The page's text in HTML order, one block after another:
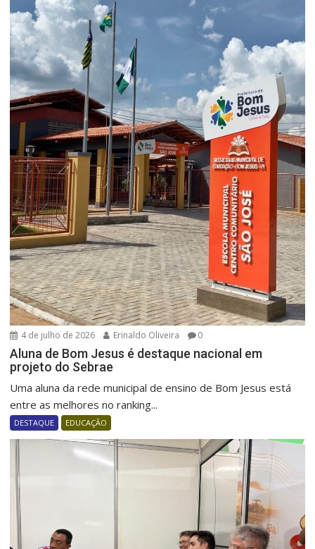
4 de julho de 2026 Erinaldo Oliveira 0
Aluna de Bom Jesus é destaque nacional em
projeto do Sebrae
Uma aluna da rede municipal de ensino de Bom Jesus está
entre as melhores no ranking...
DESTAQUE EDUCAÇÃO